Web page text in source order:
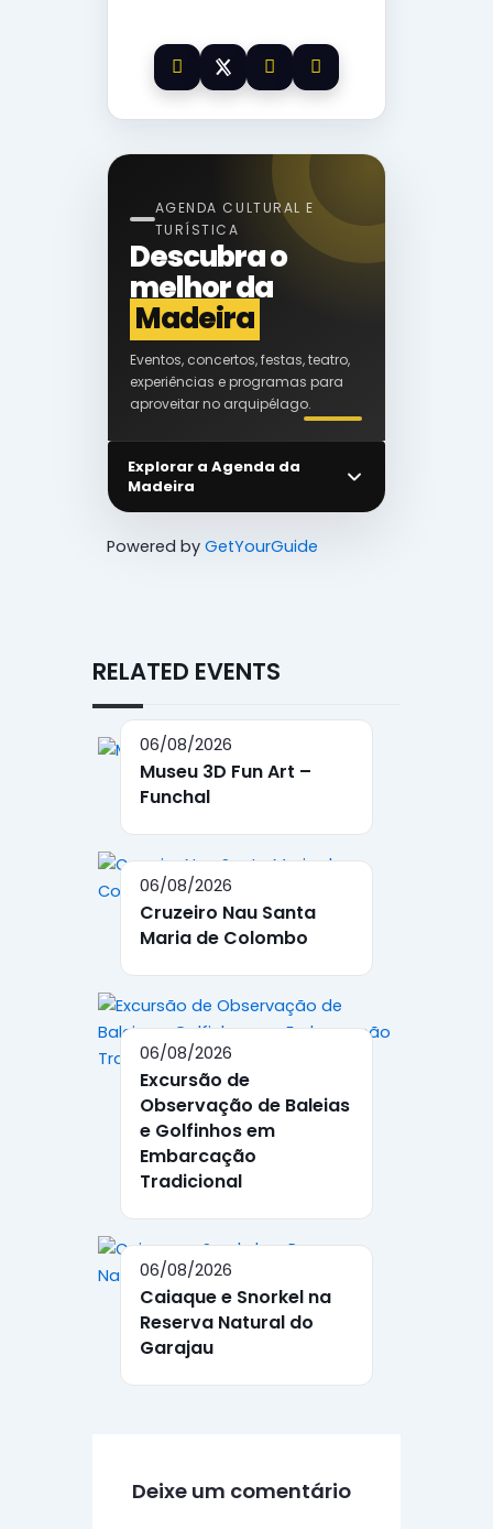
AGENDA CULTURAL E
TURÍSTICA
Descubra o
melhor da
Madeira
Eventos, concertos, festas, teatro,
experiências e programas para
aproveitar no arquipélago.
Explorar a Agenda da
Madeira
Powered by GetYourGuide
RELATED EVENTS
06/08/2026
Museu 3D Fun Art –
Funchal
06/08/2026
Cruzeiro Nau Santa
Maria de Colombo
06/08/2026
Excursão de
Observação de Baleias
e Golfinhos em
Embarcação
Tradicional
06/08/2026
Caiaque e Snorkel na
Reserva Natural do
Garajau
Deixe um comentário